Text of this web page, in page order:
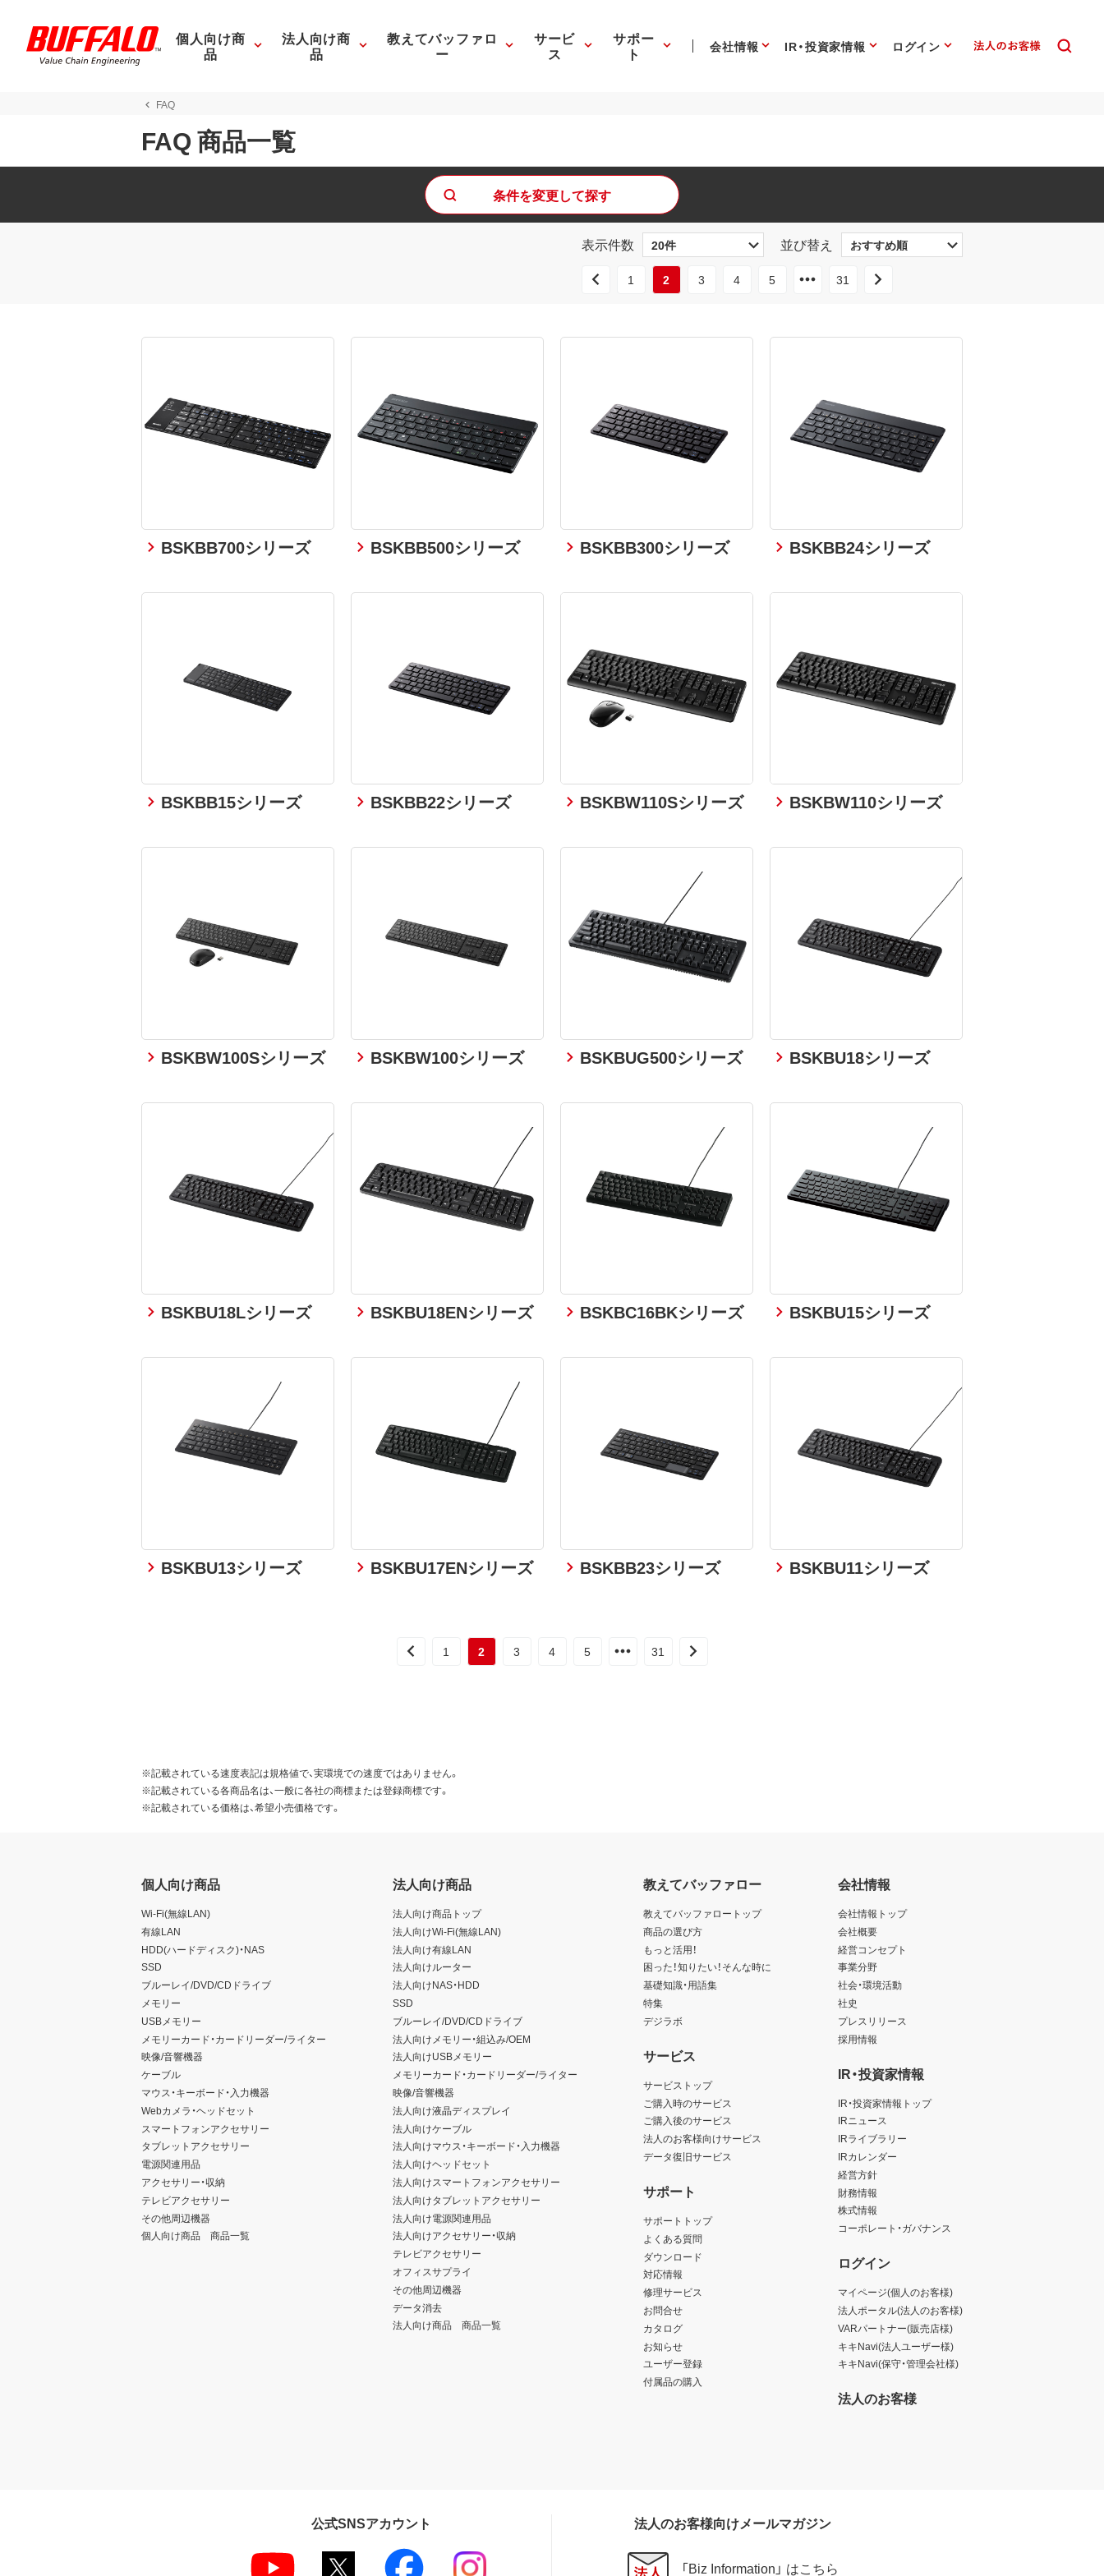
個人向け商
品
法人向け商
品
教えてバッファロ
ー
サービ
ス
サポー
ト 会社情報 IR・投資家情報 ログイン
FAQ
FAQ 商品一覧
条件を変更して探す
表示件数 並び替え
1 2 3 4 5 31
BSKBB700シリーズ BSKBB500シリーズ BSKBB300シリーズ BSKBB24シリーズ
BSKBB15シリーズ BSKBB22シリーズ BSKBW110Sシリーズ BSKBW110シリーズ
BSKBW100Sシリーズ BSKBW100シリーズ BSKBUG500シリーズ BSKBU18シリーズ
BSKBU18Lシリーズ BSKBU18ENシリーズ BSKBC16BKシリーズ BSKBU15シリーズ
BSKBU13シリーズ BSKBU17ENシリーズ BSKBB23シリーズ BSKBU11シリーズ
1 2 3 4 5 31
※記載されている速度表記は規格値で、実環境での速度ではありません。
※記載されている各商品名は、一般に各社の商標または登録商標です。
※記載されている価格は、希望小売価格です。
個人向け商品
Wi-Fi(無線LAN)
有線LAN
HDD(ハードディスク)・NAS
SSD
ブルーレイ/DVD/CDドライブ
メモリー
USBメモリー
メモリーカード・カードリーダー/ライター
映像/音響機器
ケーブル
マウス・キーボード・入力機器
Webカメラ・ヘッドセット
スマートフォンアクセサリー
タブレットアクセサリー
電源関連用品
アクセサリー・収納
テレビアクセサリー
その他周辺機器
個人向け商品 商品一覧
法人向け商品
法人向け商品トップ
法人向けWi-Fi(無線LAN)
法人向け有線LAN
法人向けルーター
法人向けNAS・HDD
SSD
ブルーレイ/DVD/CDドライブ
法人向けメモリー・組込み/OEM
法人向けUSBメモリー
メモリーカード・カードリーダー/ライター
映像/音響機器
法人向け液晶ディスプレイ
法人向けケーブル
法人向けマウス・キーボード・入力機器
法人向けヘッドセット
法人向けスマートフォンアクセサリー
法人向けタブレットアクセサリー
法人向け電源関連用品
法人向けアクセサリー・収納
テレビアクセサリー
オフィスサプライ
その他周辺機器
データ消去
法人向け商品 商品一覧
教えてバッファロー
教えてバッファロートップ
商品の選び方
もっと活用！
困った！知りたい！そんな時に
基礎知識・用語集
特集
デジラボ
サービス
サービストップ
ご購入時のサービス
ご購入後のサービス
法人のお客様向けサービス
データ復旧サービス
サポート
サポートトップ
よくある質問
ダウンロード
対応情報
修理サービス
お問合せ
カタログ
お知らせ
ユーザー登録
付属品の購入
会社情報
会社情報トップ
会社概要
経営コンセプト
事業分野
社会・環境活動
社史
プレスリリース
採用情報
IR・投資家情報
IR・投資家情報トップ
IRニュース
IRライブラリー
IRカレンダー
経営方針
財務情報
株式情報
コーポレート・ガバナンス
ログイン
マイページ(個人のお客様)
法人ポータル(法人のお客様)
VARパートナー(販売店様)
キキNavi(法人ユーザー様)
キキNavi(保守・管理会社様)
法人のお客様
公式SNSアカウント 法人のお客様向けメールマガジン
「Biz Information」 はこちら